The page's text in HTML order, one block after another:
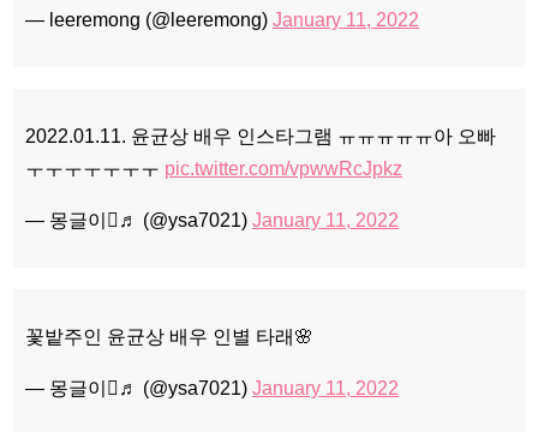
— leeremong (@leeremong) January 11, 2022
2022.01.11. 윤균상 배우 인스타그램 ㅠㅠㅠㅠㅠ아 오빠
ㅜㅜㅜㅜㅜㅜㅜ pic.twitter.com/vpwwRcJpkz
— 몽글이♬ (@ysa7021) January 11, 2022
꽃밭주인 윤균상 배우 인별 타래🌸
— 몽글이♬ (@ysa7021) January 11, 2022